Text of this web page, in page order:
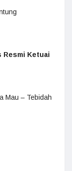
Resmi Ketuai
Mau – Tebidah